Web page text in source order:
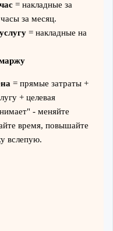
= накладные за
за месяц.
= накладные на
= прямые затраты +
+ целевая
- меняйте
время, повышайте
вслепую.